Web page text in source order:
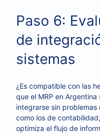
Paso 6:
de
sistemas
¿Es compatible con las
que el MRP en
integrarse sin
como los de
optimiza el flujo de